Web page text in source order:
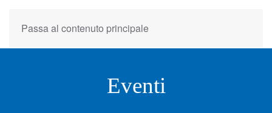
Passa al contenuto principale
Eventi